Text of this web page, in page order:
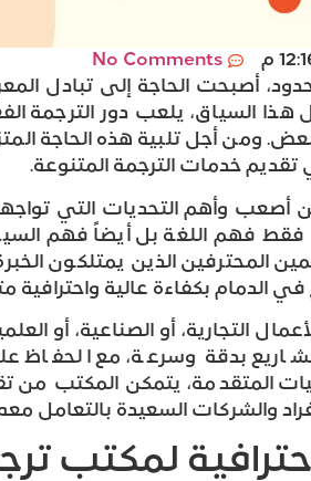
م
No Comments
أصبحت الحاجة إلى تبادل
يلعب دور الترجمة
ومن أجل تلبية هذه الحاجة
تقديم خدمات الترجمة المتنوعة.
أصعب وأهم التحديات التي
فقط فهم اللغة بل أيضاً فهم
المحترفين الذين يمتلكون
بكفاءة عالية واحترافية
التجارية، أو الصناعية، أو
بدقة وسرعة، مع الحفاظ
المتقدمة، يتمكن المكتب من
والشركات السعيدة بالتعامل
لمكتب